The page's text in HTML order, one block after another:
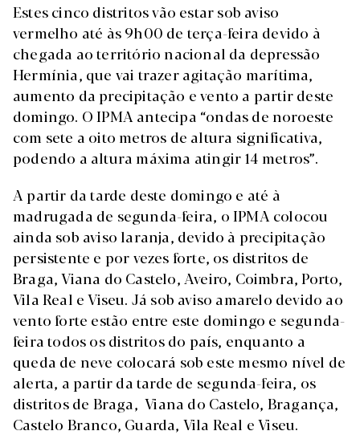
Estes cinco distritos vão estar sob aviso
vermelho até às 9h00 de terça-feira devido à
chegada ao território nacional da depressão
Hermínia, que vai trazer agitação marítima,
aumento da precipitação e vento a partir deste
domingo. O IPMA antecipa “ondas de noroeste
com sete a oito metros de altura significativa,
podendo a altura máxima atingir 14 metros”.
A partir da tarde deste domingo e até à
madrugada de segunda-feira, o IPMA colocou
ainda sob aviso laranja, devido à precipitação
persistente e por vezes forte, os distritos de
Braga, Viana do Castelo, Aveiro, Coimbra, Porto,
Vila Real e Viseu. Já sob aviso amarelo devido ao
vento forte estão entre este domingo e segunda-
feira todos os distritos do país, enquanto a
queda de neve colocará sob este mesmo nível de
alerta, a partir da tarde de segunda-feira, os
distritos de Braga, Viana do Castelo, Bragança,
Castelo Branco, Guarda, Vila Real e Viseu.